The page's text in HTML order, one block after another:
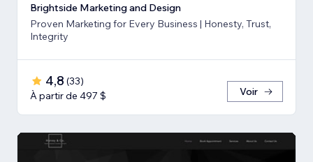
Brightside Marketing and Design
Proven Marketing for Every Business | Honesty, Trust,
Integrity
4,8 (33)
À partir de 497 $
Voir